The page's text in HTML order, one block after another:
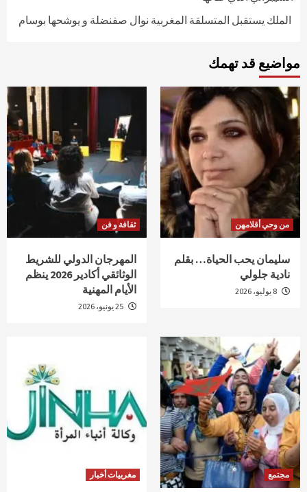
الملك يستقبل المتسلقة المغربية نوال صفنضلة و يوشحها بوسام
مواضيع قد تهمك
من وحي أقلامهن
سليمان يحب الحياة… بقلم
نادية جلولي
ثقافة و فن
المهرجان الدولي للشريط
الوثائقي أكادير 2026 ينظم
الأيام المهنية
مجتمع مغربيات أخبار